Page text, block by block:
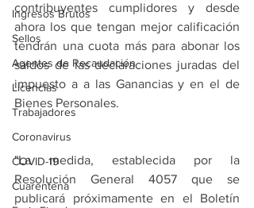
Ingresos Brutos
Sellos
Agentes de Recaudación
Licencias
Trabajadores
Coronavirus
COVID-19
Cuarentena
contribuyentes cumplidores y desde
ahora los que tengan mejor calificación
tendrán una cuota más para abonar los
saldos de las declaraciones juradas del
impuesto a a las Ganancias y en el de
Bienes Personales.
"La medida, establecida por la
Resolución General 4057 que se
publicará próximamente en el Boletín